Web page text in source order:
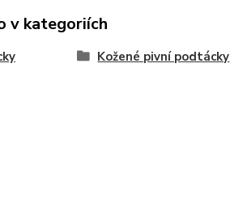
v kategoriích
Kožené pivní podtácky